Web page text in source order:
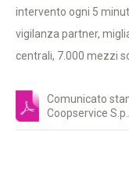
intervento ogni 5
vigilanza partner,
centrali, 7.000 mezzi
Comunicato
Coopservice